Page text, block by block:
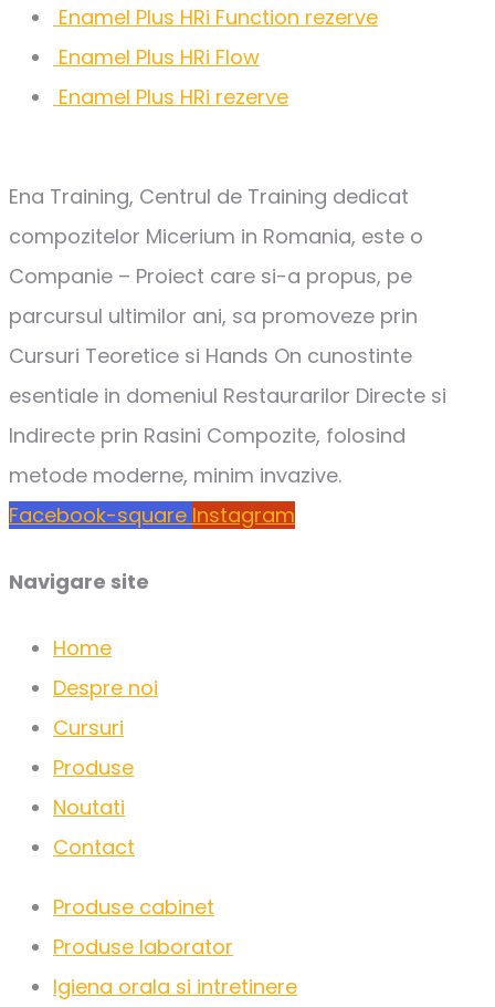
Enamel Plus HRi Function rezerve
Enamel Plus HRi Flow
Enamel Plus HRi rezerve
Ena Training, Centrul de Training dedicat
compozitelor Micerium in Romania, este o
Companie – Proiect care si-a propus, pe
parcursul ultimilor ani, sa promoveze prin
Cursuri Teoretice si Hands On cunostinte
esentiale in domeniul Restaurarilor Directe si
Indirecte prin Rasini Compozite, folosind
metode moderne, minim invazive.
Facebook-square Instagram
Navigare site
Home
Despre noi
Cursuri
Produse
Noutati
Contact
Produse cabinet
Produse laborator
Igiena orala si intretinere